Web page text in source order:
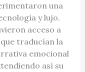
una
y lujo.
acceso a
traducían la
emocional
así su